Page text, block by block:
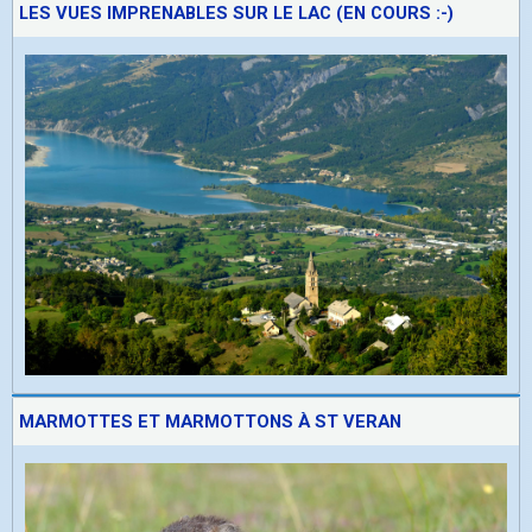
LES VUES IMPRENABLES SUR LE LAC (EN COURS :-)
MARMOTTES ET MARMOTTONS À ST VERAN